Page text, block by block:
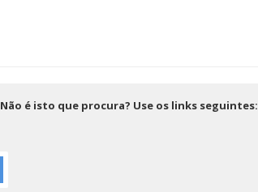
Não é isto que procura? Use os links seguintes: